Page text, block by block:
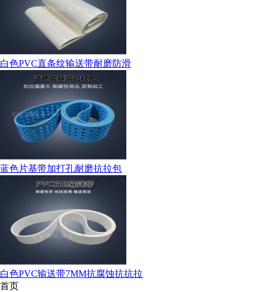
白色PVC直条纹输送带耐磨防滑
蓝色片基带加打孔耐磨抗拉包
白色PVC输送带7MM抗腐蚀抗抗拉
首页